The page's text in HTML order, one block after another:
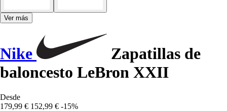
Ver más
Nike
Zapatillas de
baloncesto LeBron XXII
Desde
179,99 € 152,99 € -15%